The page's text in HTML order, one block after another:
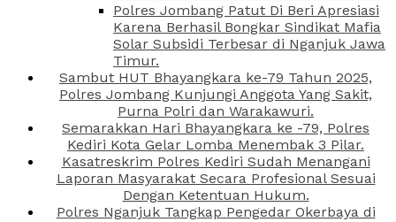
Polres Jombang Patut Di Beri Apresiasi
Karena Berhasil Bongkar Sindikat Mafia
Solar Subsidi Terbesar di Nganjuk Jawa
Timur.
Sambut HUT Bhayangkara ke-79 Tahun 2025,
Polres Jombang Kunjungi Anggota Yang Sakit,
Purna Polri dan Warakawuri.
Semarakkan Hari Bhayangkara ke -79, Polres
Kediri Kota Gelar Lomba Menembak 3 Pilar.
Kasatreskrim Polres Kediri Sudah Menangani
Laporan Masyarakat Secara Profesional Sesuai
Dengan Ketentuan Hukum.
Polres Nganjuk Tangkap Pengedar Okerbaya di